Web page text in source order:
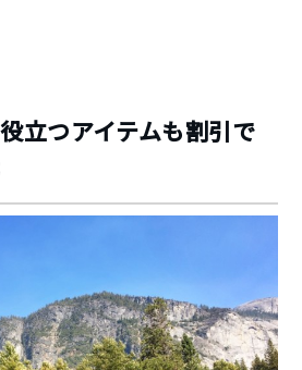
立つアイテムも割引で